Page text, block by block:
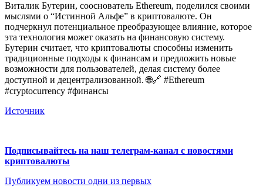
Виталик Бутерин, сооснователь Ethereum, поделился своими
мыслями о “Истинной Альфе” в криптовалюте. Он
подчеркнул потенциальное преобразующее влияние, которое
эта технология может оказать на финансовую систему.
Бутерин считает, что криптовалюты способны изменить
традиционные подходы к финансам и предложить новые
возможности для пользователей, делая систему более
доступной и децентрализованной. 🌐🔗 #Ethereum
#cryptocurrency #финансы
Источник
Подписывайтесь на наш телеграм-канал с новостями
криптовалюты
Публикуем новости одни из первых